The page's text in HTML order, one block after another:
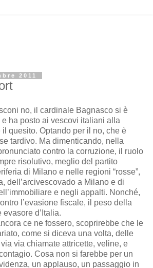
2011
no, il cardinale Bagnasco si è
ha posto ai vescovi italiani alla
quesito. Optando per il no, che è
tardivo. Ma dimenticando, nella
contro la corruzione, il ruolo
risolutivo, meglio del partito
di Milano e nelle regioni “rosse”,
dell’arcivescovado a Milano e di
e negli appalti. Nonché,
l’evasione fiscale, il peso della
d’Italia.
ce ne fossero, scoprirebbe che le
come si diceva una volta, delle
via chiamate attricette, veline, e
Cosa non si farebbe per un
un applauso, un passaggio in